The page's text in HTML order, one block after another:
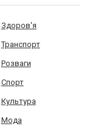
Здоров'я
Транспорт
Розваги
Спорт
Культура
Мода